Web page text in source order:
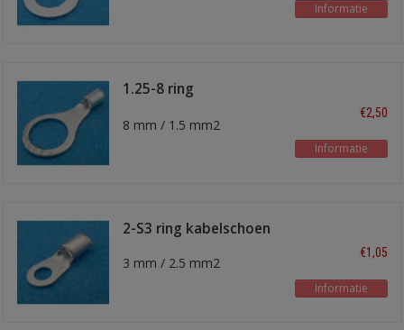
Informatie
1.25-8 ring
kabelschoen
8 mm / 1.5 mm2
€2,50
Informatie
2-S3 ring kabelschoen
3 mm / 2.5 mm2
€1,05
Informatie